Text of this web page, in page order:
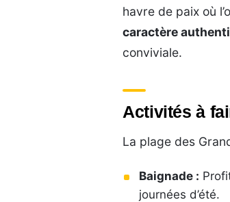
havre de paix où
caractère
conviviale.
Activités à
La plage des
Baignade :
journées d’été.